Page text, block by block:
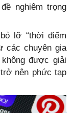
nghiêm trọng
lỡ “thời điểm
các chuyên gia
được giải
nên phức tạp